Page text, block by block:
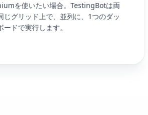
を使いたい場合。TestingBotは両
じグリッド上で、並列に、1つのダッ
ードで実行します。